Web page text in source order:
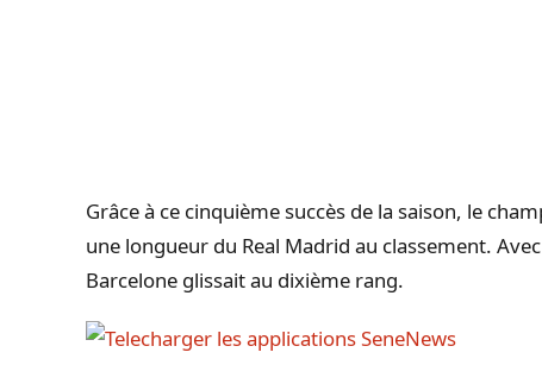
Grâce à ce cinquième succès de la saison, le
une longueur du Real Madrid au classement.
Barcelone glissait au dixième rang.